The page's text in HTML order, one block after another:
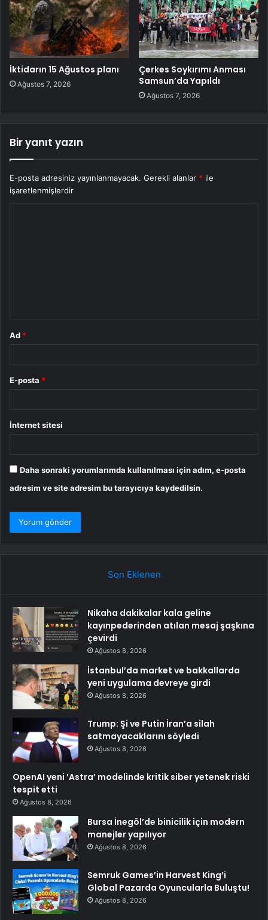
İktidarın 15 Ağustos planı
Ağustos 7, 2026
Çerkes Soykırımı Anması
Samsun’da Yapıldı
Ağustos 7, 2026
Bir yanıt yazın
E-posta adresiniz yayınlanmayacak. Gerekli alanlar * ile
işaretlenmişlerdir
Ad *
E-posta *
İnternet sitesi
Daha sonraki yorumlarımda kullanılması için adım, e-posta
adresim ve site adresim bu tarayıcıya kaydedilsin.
Son Eklenen
Nikaha dakikalar kala geline
kayınpederinden atılan mesaj şaşkına
çevirdi
Ağustos 8, 2026
İstanbul’da market ve bakkallarda
yeni uygulama devreye girdi
Ağustos 8, 2026
Trump: Şi ve Putin İran’a silah
satmayacaklarını söyledi
Ağustos 8, 2026
OpenAI yeni ’Astra’ modelinde kritik siber yetenek riski
tespit etti
Ağustos 8, 2026
Bursa İnegöl’de binicilik için modern
manejler yapılıyor
Ağustos 8, 2026
Semruk Games’in Harvest King’i
Global Pazarda Oyuncularla Buluştu!
Ağustos 8, 2026